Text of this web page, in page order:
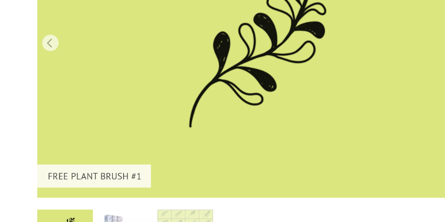
Dịch vụ chỉnh sửa sản phẩm Dịch vụ sửa lại đồ trang sức